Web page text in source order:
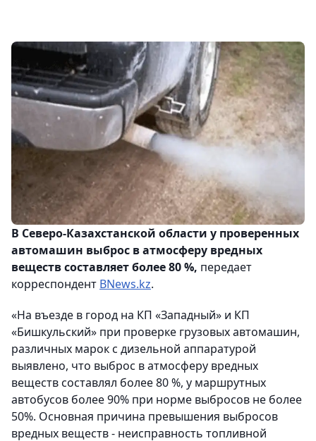
В Северо-Казахстанской области у проверенных
автомашин выброс в атмосферу вредных
веществ составляет более 80 %, передает
корреспондент BNews.kz.
«На въезде в город на КП «Западный» и КП
«Бишкульский» при проверке грузовых автомашин,
различных марок с дизельной аппаратурой
выявлено, что выброс в атмосферу вредных
веществ составлял более 80 %, у маршрутных
автобусов более 90% при норме выбросов не более
50%. Основная причина превышения выбросов
вредных веществ - неисправность топливной